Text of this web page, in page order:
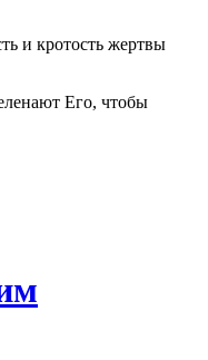
и кротость жертвы
Его, чтобы